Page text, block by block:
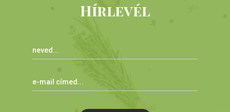
Hírlevél